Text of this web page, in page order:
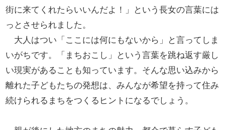
街に来てくれたらいいんだよ！」という長女の言葉には
っとさせられました。
大人はつい「ここには何にもないから」と言ってしま
いがちです。「まちおこし」という言葉を跳ね返す厳し
い現実があることも知っています。そんな思い込みから
離れた子どもたちの発想は、みんなが希望を持って住み
続けられるまちをつくるヒントになるでしょう。